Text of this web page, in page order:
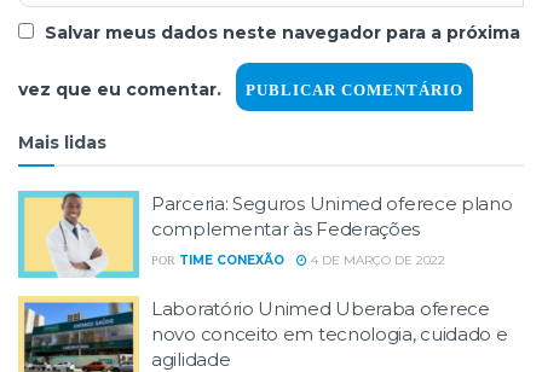
Salvar meus dados neste navegador para a próxima
vez que eu comentar.
Mais lidas
Parceria: Seguros Unimed oferece plano
complementar às Federações
POR TIME CONEXÃO 4 DE MARÇO DE 2022
Laboratório Unimed Uberaba oferece
novo conceito em tecnologia, cuidado e
agilidade